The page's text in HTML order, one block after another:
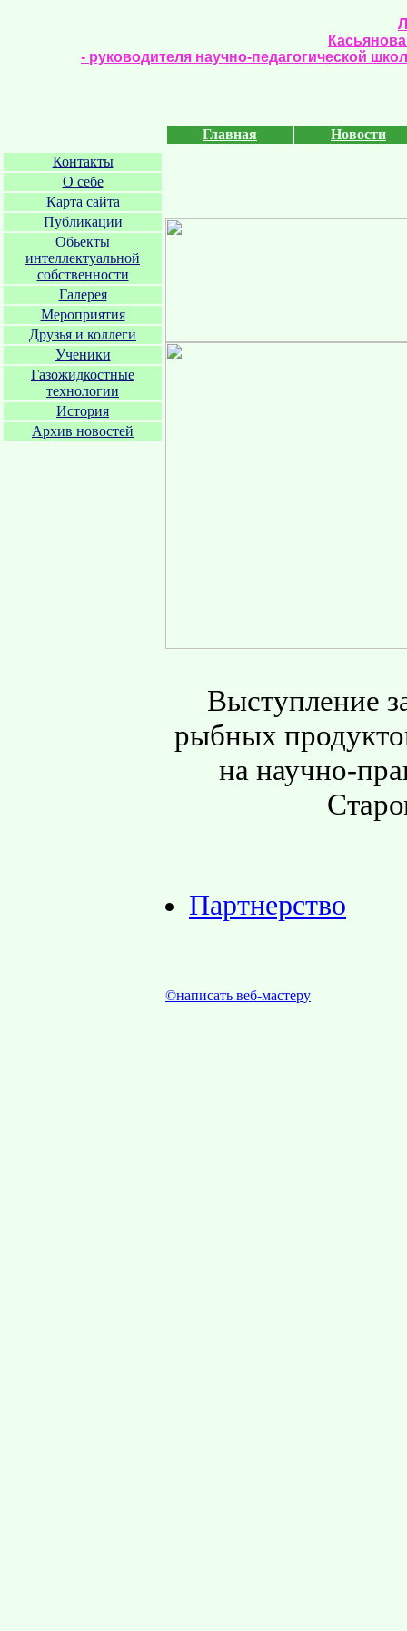
- руководителя научно-педагогической
Главная
Новости
Контакты
О себе
Карта сайта
Публикации
Обьекты
интеллектуальной
собственности
Галерея
Мероприятия
Друзья и коллеги
Ученики
Газожидкостные
технологии
История
Архив новостей
Выступление
рыбных
на научно-
Партнерство
©написать веб-мастеру